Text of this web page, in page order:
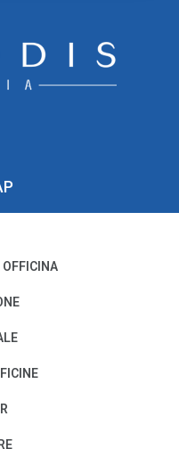
POLICY
Etico